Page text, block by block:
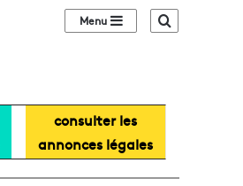
Sidebar (barre
consulter les
annonces légales